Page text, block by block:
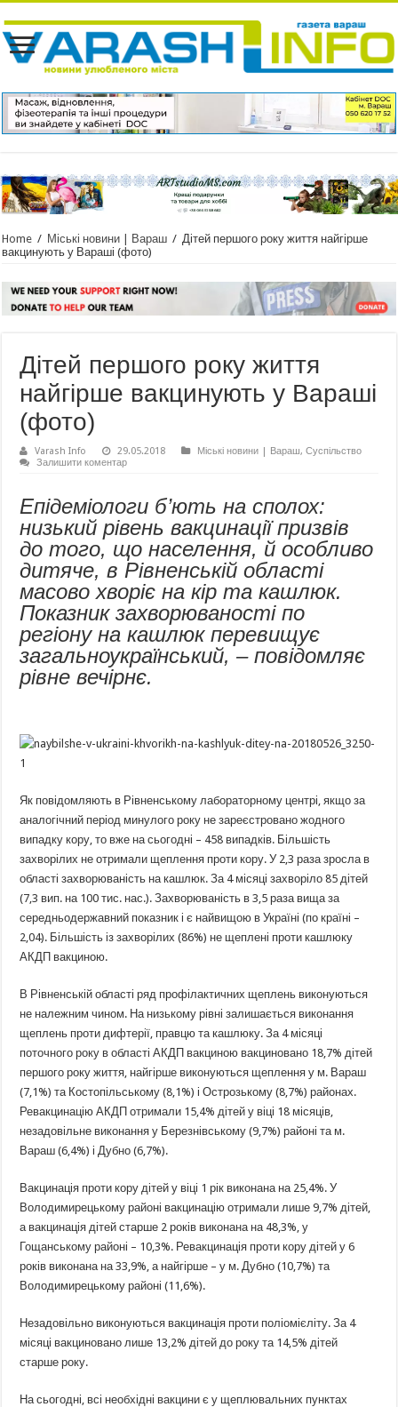
Home / Міські новини | Вараш / Дітей першого року життя найгірше
вакцинують у Вараші (фото)
Дітей першого року життя
найгірше вакцинують у Вараші
(фото)
Varash Info 29.05.2018 Міські новини | Вараш,Суспільство
Залишити коментар
Епідеміологи б’ють на сполох:
низький рівень вакцинації призвів
до того, що населення, й особливо
дитяче, в Рівненській області
масово хворіє на кір та кашлюк.
Показник захворюваності по
регіону на кашлюк перевищує
загальноукраїнський, – повідомляє
рівне вечірнє.
Як повідомляють в Рівненському лабораторному центрі, якщо за
аналогічний період минулого року не зареєстровано жодного
випадку кору, то вже на сьогодні – 458 випадків. Більшість
захворілих не отримали щеплення проти кору. У 2,3 раза зросла в
області захворюваність на кашлюк. За 4 місяці захворіло 85 дітей
(7,3 вип. на 100 тис. нас.). Захворюваність в 3,5 раза вища за
середньодержавний показник і є найвищою в Україні (по країні –
2,04). Більшість із захворілих (86%) не щеплені проти кашлюку
АКДП вакциною.
В Рівненській області ряд профілактичних щеплень виконуються
не належним чином. На низькому рівні залишається виконання
щеплень проти дифтерії, правцю та кашлюку. За 4 місяці
поточного року в області АКДП вакциною вакциновано 18,7% дітей
першого року життя, найгірше виконуються щеплення у м. Вараш
(7,1%) та Костопільському (8,1%) і Острозькому (8,7%) районах.
Ревакцинацію АКДП отримали 15,4% дітей у віці 18 місяців,
незадовільне виконання у Березнівському (9,7%) районі та м.
Вараш (6,4%) і Дубно (6,7%).
Вакцинація проти кору дітей у віці 1 рік виконана на 25,4%. У
Володимирецькому районі вакцинацію отримали лише 9,7% дітей,
а вакцинація дітей старше 2 років виконана на 48,3%, у
Гощанському районі – 10,3%. Ревакцинація проти кору дітей у 6
років виконана на 33,9%, а найгірше – у м. Дубно (10,7%) та
Володимирецькому районі (11,6%).
Незадовільно виконуються вакцинація проти поліомієліту. За 4
місяці вакциновано лише 13,2% дітей до року та 14,5% дітей
старше року.
На сьогодні, всі необхідні вакцини є у щеплювальних пунктах